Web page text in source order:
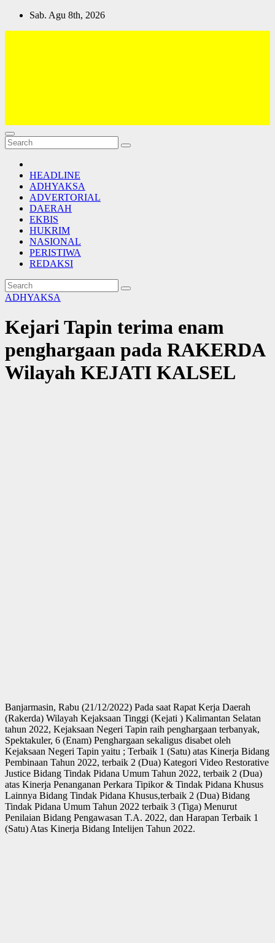
Skip
Sab. Agu 8th, 2026
Lativi News
Semua Jadi Teman
HEADLINE
ADHYAKSA
ADVERTORIAL
DAERAH
EKBIS
HUKRIM
NASIONAL
PERISTIWA
REDAKSI
ADHYAKSA
Kejari Tapin terima enam
penghargaan pada RAKERDA
Wilayah KEJATI KALSEL
Banjarmasin, Rabu (21/12/2022) Pada saat Rapat Kerja Daerah
(Rakerda) Wilayah Kejaksaan Tinggi (Kejati ) Kalimantan Selatan
tahun 2022, Kejaksaan Negeri Tapin raih penghargaan terbanyak,
Spektakuler, 6 (Enam) Penghargaan sekaligus disabet oleh
Kejaksaan Negeri Tapin yaitu ; Terbaik 1 (Satu) atas Kinerja Bidang
Pembinaan Tahun 2022, terbaik 2 (Dua) Kategori Video Restorative
Justice Bidang Tindak Pidana Umum Tahun 2022, terbaik 2 (Dua)
atas Kinerja Penanganan Perkara Tipikor & Tindak Pidana Khusus
Lainnya Bidang Tindak Pidana Khusus,terbaik 2 (Dua) Bidang
Tindak Pidana Umum Tahun 2022 terbaik 3 (Tiga) Menurut
Penilaian Bidang Pengawasan T.A. 2022, dan Harapan Terbaik 1
(Satu) Atas Kinerja Bidang Intelijen Tahun 2022.